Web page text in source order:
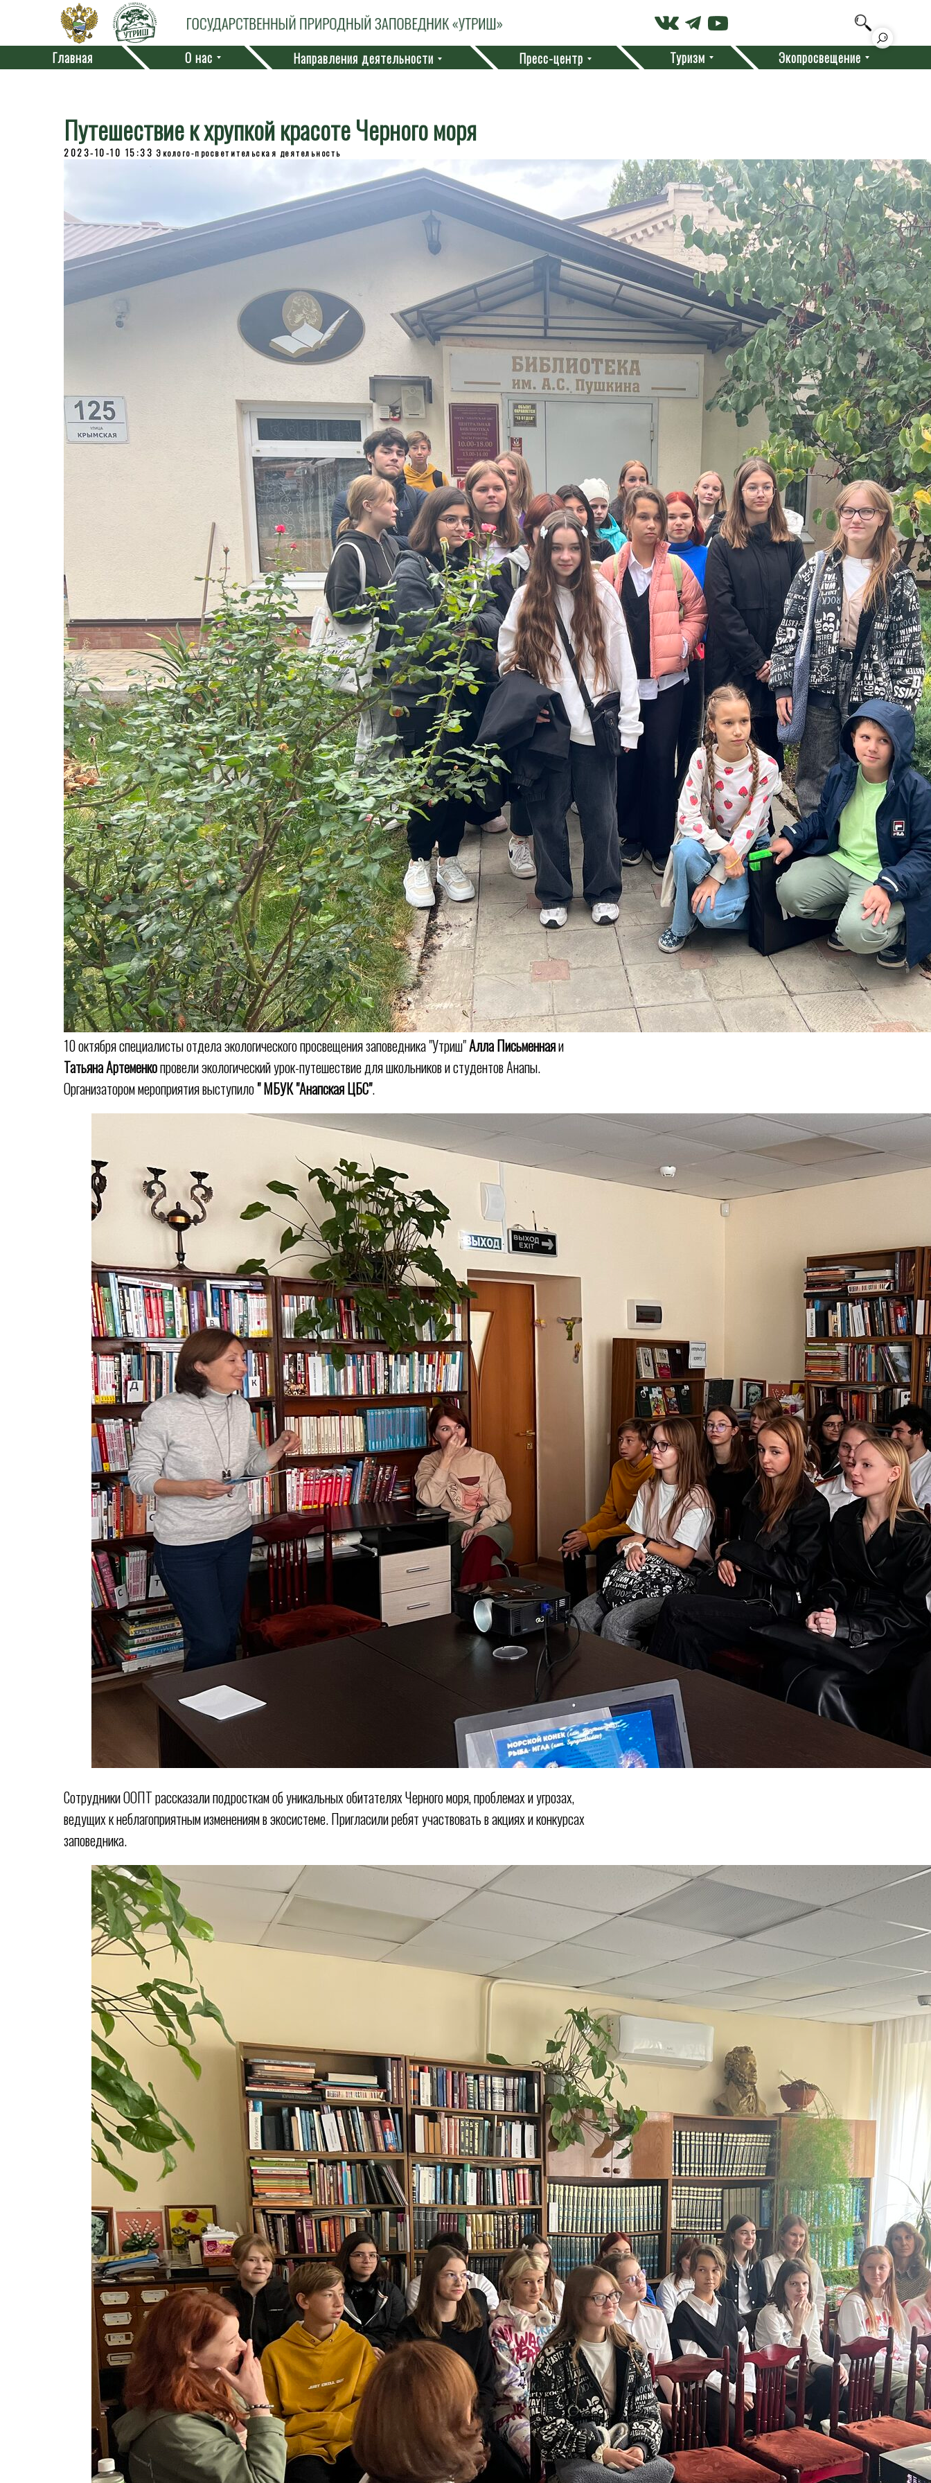
Туризм
Пресс-центр
Направления деятельности
О нас
Главная Экопросвещение
Путешествие к хрупкой красоте Черного моря
2023-10-10 15:33 Эколого-просветительская деятельность
10 октября специалисты отдела экологического просвещения заповедника "Утриш"Алла Письменнаяи
Татьяна Артеменкопровели экологический урок-путешествие для школьников и студентов Анапы.
Организатором мероприятия выступило" МБУК "Анапская ЦБС".
Сотрудники ООПТ рассказали подросткам об уникальных обитателях Черного моря, проблемах и угрозах,
ведущих к неблагоприятным изменениям в экосистеме. Пригласили ребят участвовать в акциях и конкурсах
заповедника.